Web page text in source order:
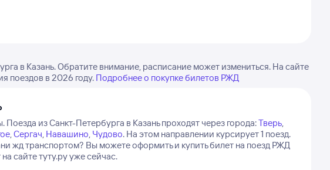
в Казань. Обратите внимание, расписание может измениться. На сайте
поездов в 2026 году. Подробнее о покупке билетов РЖД
Поезда из Санкт-Петербурга в Казань проходят через города:Тверь,
,Сергач, Навашино, Чудово. На этом направлении курсирует 1 поезд.
жд транспортом? Вы можете оформить и купить билет на поезд РЖД
сайте туту.ру уже сейчас.